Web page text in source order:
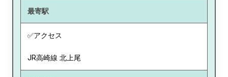
最寄駅
✅アクセス
JR高崎線 北上尾